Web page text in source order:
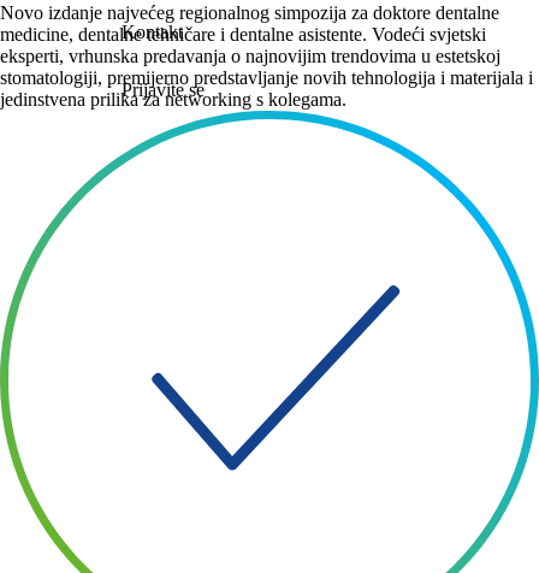
Novo izdanje najvećeg regionalnog simpozija za doktore dentalne
medicine, dentalne tehničare i dentalne asistente. Vodeći svjetski
eksperti, vrhunska predavanja o najnovijim trendovima u estetskoj
stomatologiji, premijerno predstavljanje novih tehnologija i materijala i
jedinstvena prilika za networking s kolegama.
Kontakt
Prijavite se